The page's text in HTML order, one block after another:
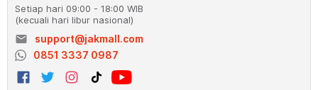
Setiap hari 09:00 - 18:00 WIB
(kecuali hari libur nasional)
email
support@jakmall.com
0851 3337 0987